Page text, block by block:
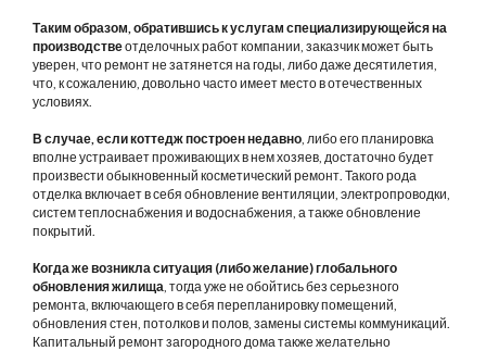
Таким образом, обратившись к услугам специализирующейся на
производствеотделочных работ компании, заказчик может быть
уверен, что ремонт не затянется на годы, либо даже десятилетия,
что, к сожалению, довольно часто имеет место в отечественных
условиях.
В случае, если коттедж построен недавно, либо его планировка
вполне устраивает проживающих в нем хозяев, достаточно будет
произвести обыкновенный косметический ремонт. Такого рода
отделка включает в себя обновление вентиляции, электропроводки,
систем теплоснабжения и водоснабжения, а также обновление
покрытий.
Когда же возникла ситуация (либо желание) глобального
обновления жилища, тогда уже не обойтись без серьезного
ремонта, включающего в себя перепланировку помещений,
обновления стен, потолков и полов, замены системы коммуникаций.
Капитальный ремонт загородного дома также желательно